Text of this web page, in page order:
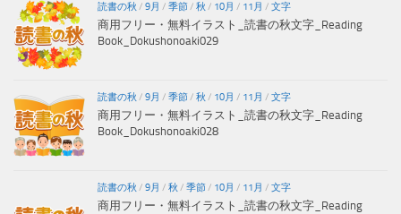
読書の秋 / 9月 / 季節/ 秋 / 10月 / 11月 / 文字
商用フリー・無料イラスト_読書の秋文字_Reading
Book_Dokushonoaki029
読書の秋 / 9月 / 季節/ 秋 / 10月 / 11月 / 文字
商用フリー・無料イラスト_読書の秋文字_Reading
Book_Dokushonoaki028
読書の秋 / 9月 / 秋 / 季節/ 10月 / 11月 / 文字
商用フリー・無料イラスト_読書の秋文字_Reading